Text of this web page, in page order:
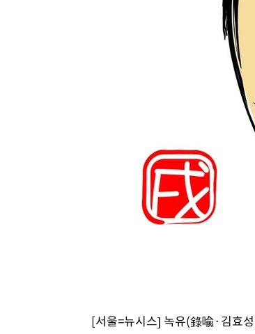
강릉에 시간당 81.4㎜ 물폭탄…도로 잠기고 담
백운산서 80년근 천종산삼 9뿌리 발견…감정가
선재도서 해루질 나섰다 실종 60대, 닷새 만에
남자 농구, 나고야 아시안게임서 '홈팀' 일본과
여수 오동도 해상서 모터보트 전복…1명 사망
극한폭염 한풀 꺾이지만…'낮 최고 35도' 무더
축구협회 "압수수색·성접대 논란 사과…쇄신
[속보]'압수수색·성접대 논란' 축구협회 "실망
'최고 37도' 폭염 지속…강원동해안 최대
[속보]뉴욕증시 상승 마감…S&P 0.6% 나스
[서울=뉴시스] 녹유(錄喩·김효